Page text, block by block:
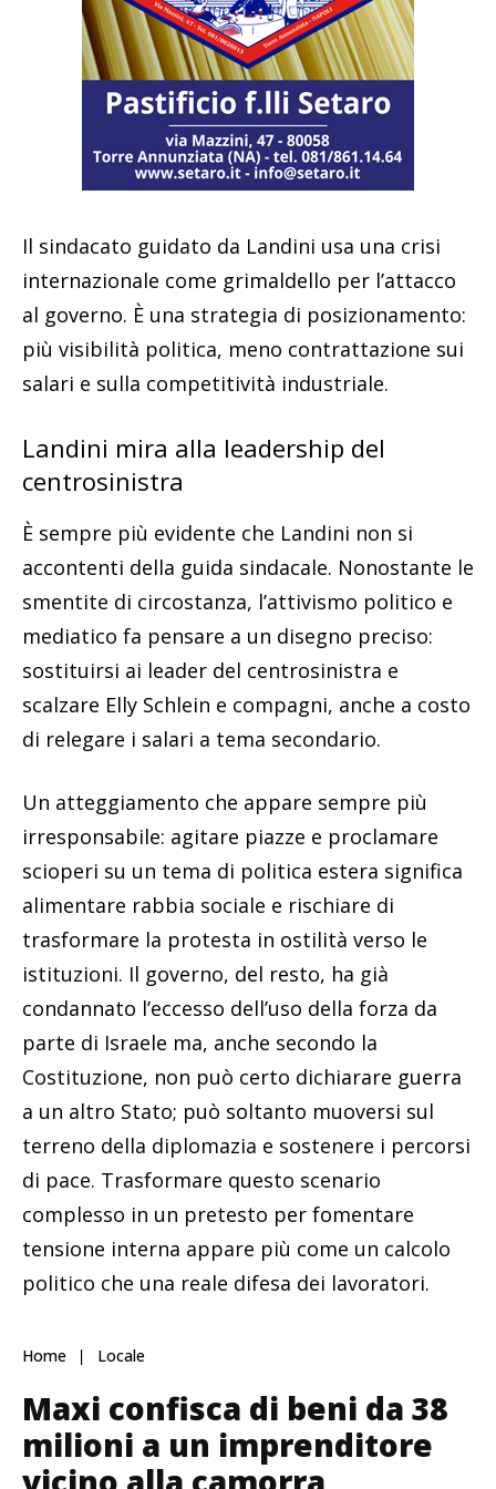
Il sindacato guidato da Landini usa una crisi
internazionale come grimaldello per l’attacco
al governo. È una strategia di posizionamento:
più visibilità politica, meno contrattazione sui
salari e sulla competitività industriale.
Landini mira alla leadership del
centrosinistra
È sempre più evidente che Landini non si
accontenti della guida sindacale. Nonostante le
smentite di circostanza, l’attivismo politico e
mediatico fa pensare a un disegno preciso:
sostituirsi ai leader del centrosinistra e
scalzare Elly Schlein e compagni, anche a costo
di relegare i salari a tema secondario.
Un atteggiamento che appare sempre più
irresponsabile: agitare piazze e proclamare
scioperi su un tema di politica estera significa
alimentare rabbia sociale e rischiare di
trasformare la protesta in ostilità verso le
istituzioni. Il governo, del resto, ha già
condannato l’eccesso dell’uso della forza da
parte di Israele ma, anche secondo la
Costituzione, non può certo dichiarare guerra
a un altro Stato; può soltanto muoversi sul
terreno della diplomazia e sostenere i percorsi
di pace. Trasformare questo scenario
complesso in un pretesto per fomentare
tensione interna appare più come un calcolo
politico che una reale difesa dei lavoratori.
Home Locale
Maxi confisca di beni da 38
milioni a un imprenditore